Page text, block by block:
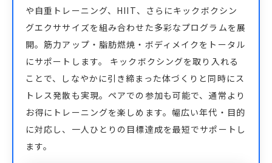
や自重トレーニング、HIIT、さらにキックボクシン
グエクササイズを組み合わせた多彩なプログラムを展
開。筋力アップ・脂肪燃焼・ボディメイクをトータル
にサポートします。 キックボクシングを取り入れる
ことで、しなやかに引き締まった体づくりと同時にス
トレス発散も実現。ペアでの参加も可能で、通常より
お得にトレーニングを楽しめます。幅広い年代・目的
に対応し、一人ひとりの目標達成を最短でサポートし
ます。